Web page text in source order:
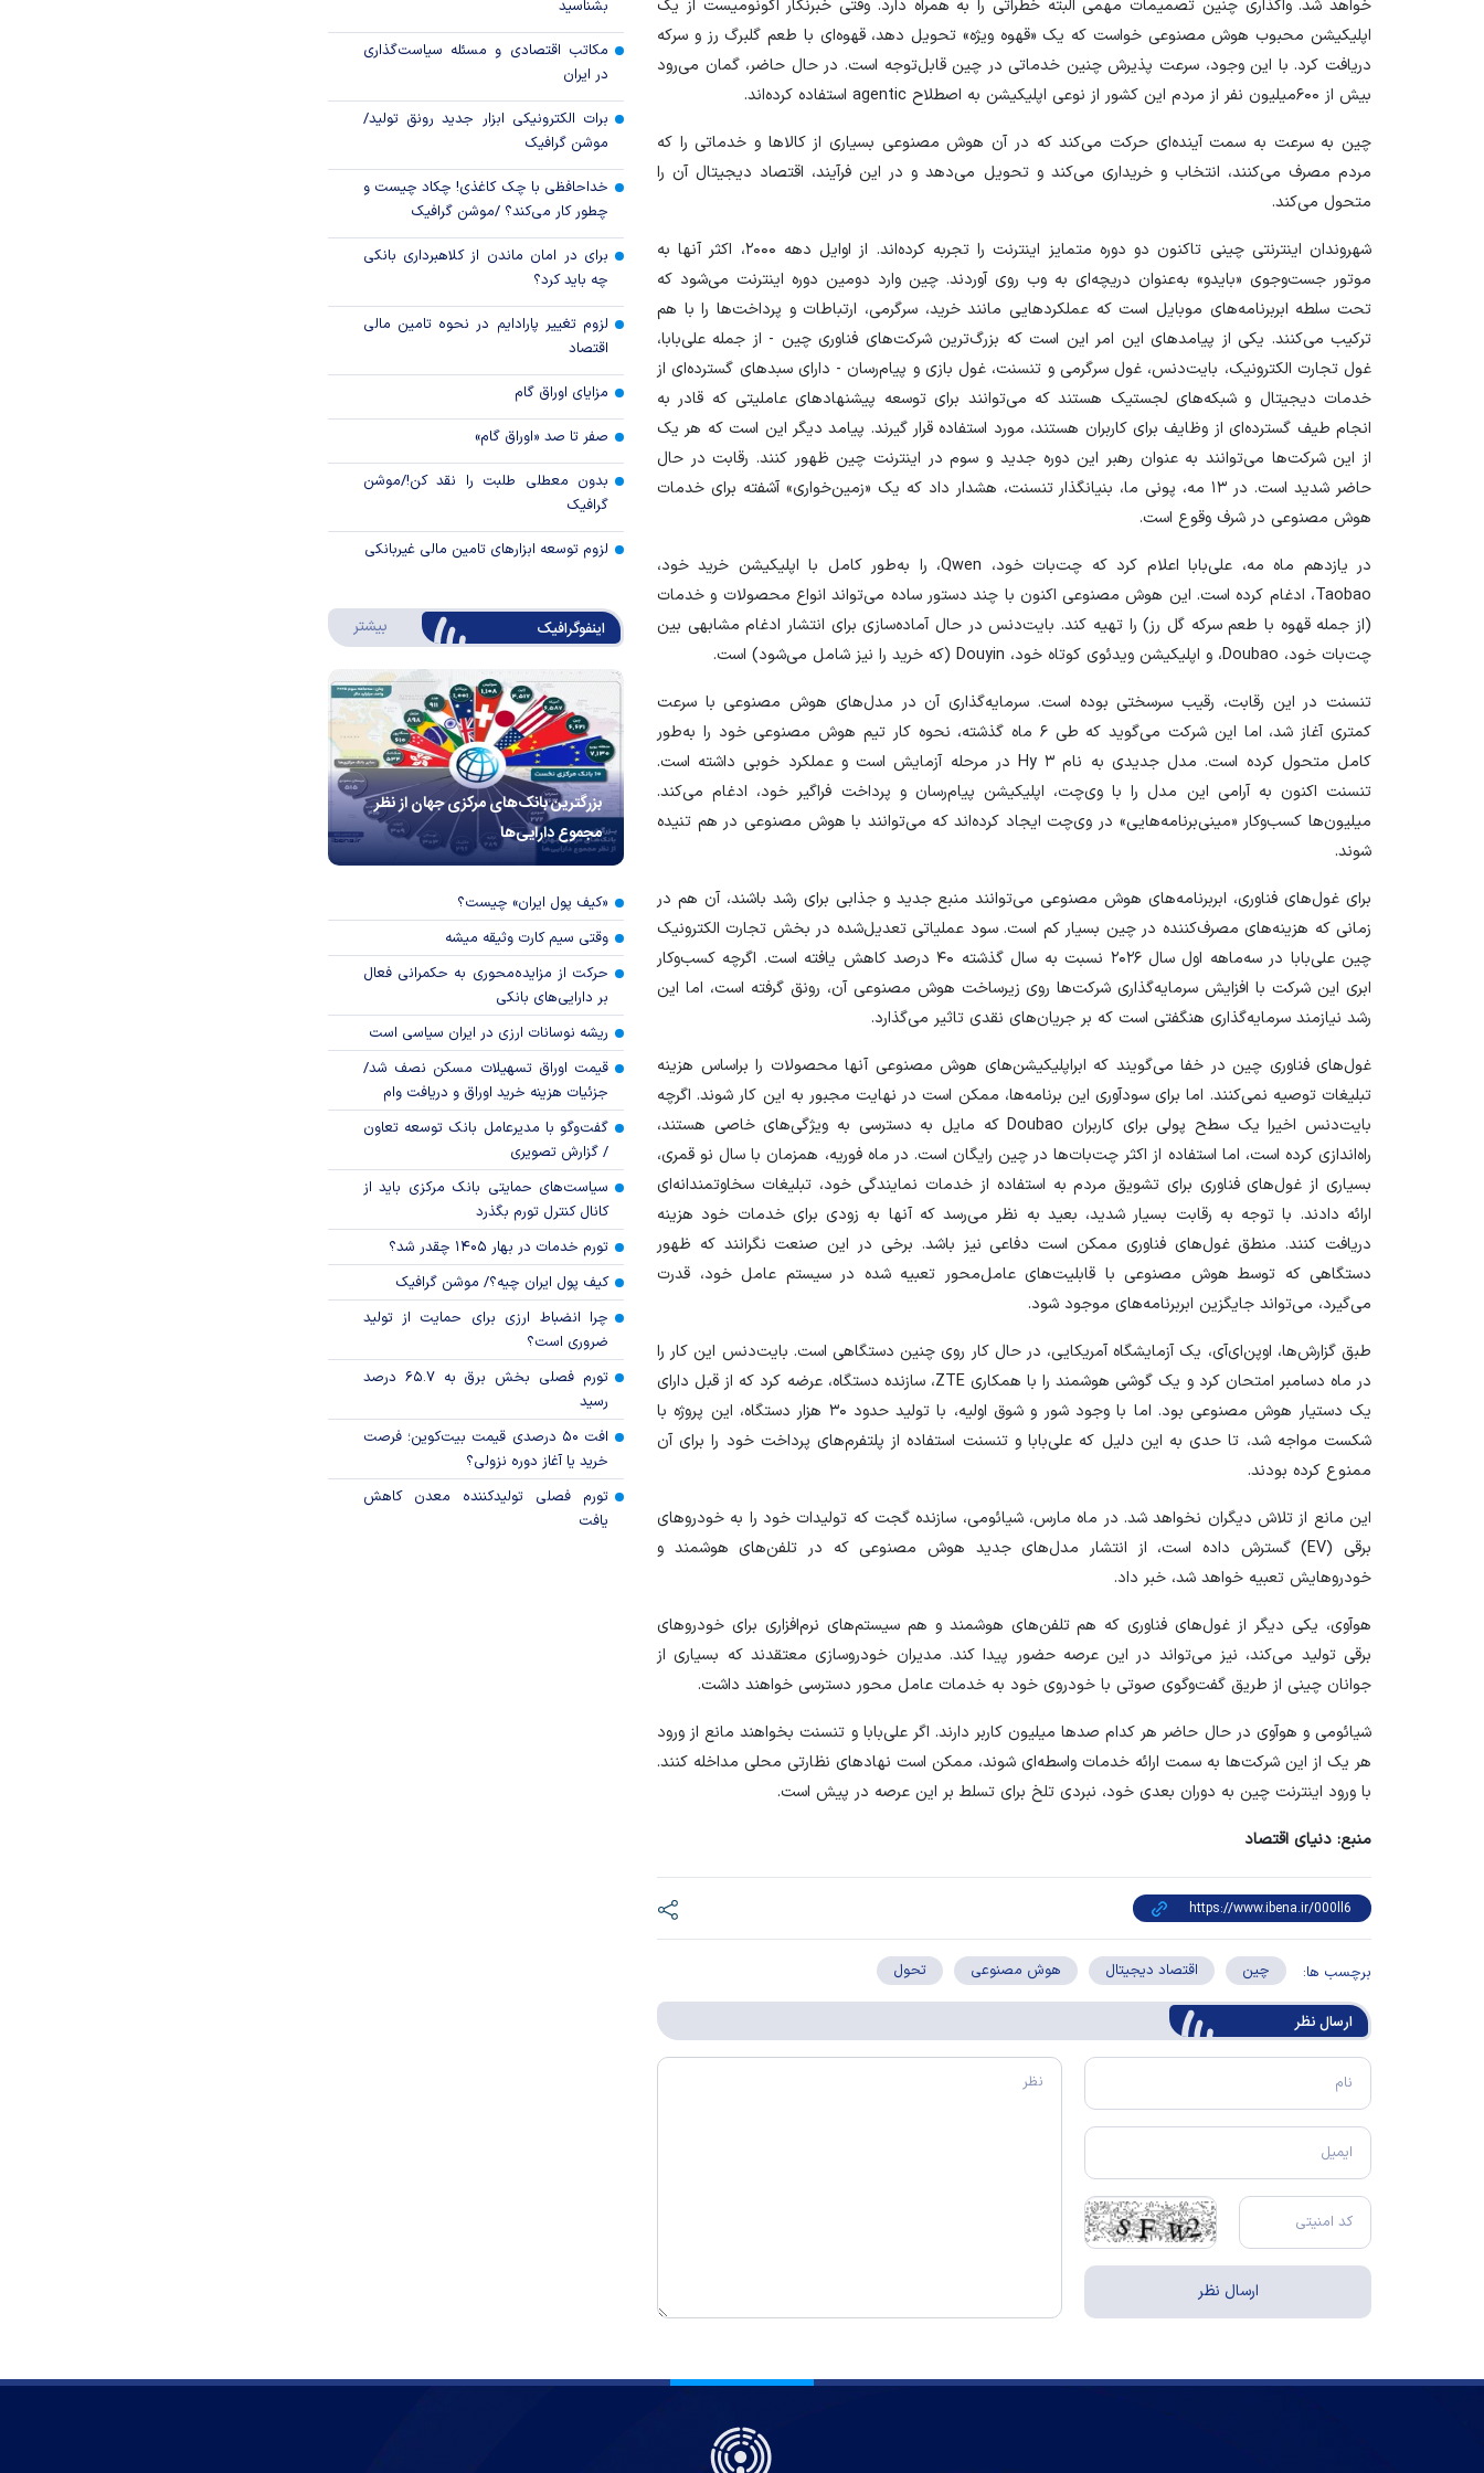
خواهد شد. واگذاری چنین تصمیمات مهمی البته خطراتی را به همراه دارد. وقتی خبرنگار اکونومیست از یک
اپلیکیشن محبوب هوش مصنوعی خواست که یک «قهوه ویژه» تحویل دهد، قهوه‌ای با طعم گلبرگ رز و سرکه
دریافت کرد. با این وجود، سرعت پذیرش چنین خدماتی در چین قابل‌توجه است. در حال حاضر، گمان می‌رود
بیش از ۶۰۰‌میلیون نفر از مردم این کشور از نوعی اپلیکیشن به اصطلاح agentic استفاده کرده‌اند.
چین به سرعت به سمت آینده‌ای حرکت می‌کند که در آن هوش مصنوعی بسیاری از کالا‌ها و خدماتی را که
مردم مصرف می‌کنند، انتخاب و خریداری می‌کند و تحویل می‌دهد و در این فرآیند، اقتصاد دیجیتال آن را
متحول می‌کند.
شهروندان اینترنتی چینی تاکنون دو دوره متمایز اینترنت را تجربه کرده‌اند. از اوایل دهه ۲۰۰۰، اکثر آنها به
موتور جست‌وجوی «بایدو» به‌عنوان دریچه‌ای به وب روی آوردند. چین وارد دومین دوره اینترنت می‌شود که
تحت سلطه ابربرنامه‌های موبایل است که عملکرد‌هایی مانند خرید، سرگرمی، ارتباطات و پرداخت‌ها را با هم
ترکیب می‌کنند. یکی از پیامد‌های این امر این است که بزرگ‌ترین شرکت‌های فناوری چین - از جمله علی‌بابا،
غول تجارت الکترونیک، بایت‌دنس، غول سرگرمی و تنسنت، غول بازی و پیام‌رسان - دارای سبد‌های گسترده‌ای از
خدمات دیجیتال و شبکه‌های لجستیک هستند که می‌توانند برای توسعه پیشنهاد‌های عاملیتی که قادر به
انجام طیف گسترده‌ای از وظایف برای کاربران هستند، مورد استفاده قرار گیرند. پیامد دیگر این است که هر یک
از این شرکت‌ها می‌توانند به عنوان رهبر این دوره جدید و سوم در اینترنت چین ظهور کنند. رقابت در حال
حاضر شدید است. در ۱۳ مه، پونی ما، بنیانگذار تنسنت، هشدار داد که یک «زمین‌خواری» آشفته برای خدمات
هوش مصنوعی در شرف وقوع است.
در یازدهم ماه مه، علی‌بابا اعلام کرد که چت‌بات خود، Qwen، را به‌طور کامل با اپلیکیشن خرید خود،
Taobao، ادغام کرده است. این هوش مصنوعی اکنون با چند دستور ساده می‌تواند انواع محصولات و خدمات
(از جمله قهوه با طعم سرکه گل رز) را تهیه کند. بایت‌دنس در حال آماده‌سازی برای انتشار ادغام مشابهی بین
چت‌بات خود، Doubao، و اپلیکیشن ویدئوی کوتاه خود، Douyin (که خرید را نیز شامل می‌شود) است.
تنسنت در این رقابت، رقیب سرسختی بوده است. سرمایه‌گذاری آن در مدل‌های هوش مصنوعی با سرعت
کمتری آغاز شد، اما این شرکت می‌گوید که طی ۶ ماه گذشته، نحوه کار تیم هوش مصنوعی خود را به‌طور
کامل متحول کرده است. مدل جدیدی به نام Hy ۳ در مرحله آزمایش است و عملکرد خوبی داشته است.
تنسنت اکنون به آرامی این مدل را با وی‌چت، اپلیکیشن پیام‌رسان و پرداخت فراگیر خود، ادغام می‌کند.
میلیون‌ها کسب‌وکار «مینی‌برنامه‌هایی» در وی‌چت ایجاد کرده‌اند که می‌توانند با هوش مصنوعی در هم تنیده
شوند.
برای غول‌های فناوری، ابربرنامه‌های هوش مصنوعی می‌توانند منبع جدید و جذابی برای رشد باشند، آن هم در
زمانی که هزینه‌های مصرف‌کننده در چین بسیار کم است. سود عملیاتی تعدیل‌شده در بخش تجارت الکترونیک
چین علی‌بابا در سه‌ماهه اول سال ۲۰۲۶ نسبت به سال گذشته ۴۰ درصد کاهش یافته است. اگرچه کسب‌وکار
ابری این شرکت با افزایش سرمایه‌گذاری شرکت‌ها روی زیرساخت هوش مصنوعی آن، رونق گرفته است، اما این
رشد نیازمند سرمایه‌گذاری هنگفتی است که بر جریان‌های نقدی تاثیر می‌گذارد.
غول‌های فناوری چین در خفا می‌گویند که ابراپلیکیشن‌های هوش مصنوعی آنها محصولات را براساس هزینه
تبلیغات توصیه نمی‌کنند. اما برای سودآوری این برنامه‌ها، ممکن است در نهایت مجبور به این کار شوند. اگرچه
بایت‌دنس اخیرا یک سطح پولی برای کاربران Doubao که مایل به دسترسی به ویژگی‌های خاصی هستند،
راه‌اندازی کرده است، اما استفاده از اکثر چت‌بات‌ها در چین رایگان است. در ماه فوریه، همزمان با سال نو قمری،
بسیاری از غول‌های فناوری برای تشویق مردم به استفاده از خدمات نمایندگی خود، تبلیغات سخاوتمندانه‌ای
ارائه دادند. با توجه به رقابت بسیار شدید، بعید به نظر می‌رسد که آنها به زودی برای خدمات خود هزینه
دریافت کنند. منطق غول‌های فناوری ممکن است دفاعی نیز باشد. برخی در این صنعت نگرانند که ظهور
دستگاهی که توسط هوش مصنوعی با قابلیت‌های عامل‌محور تعبیه شده در سیستم عامل خود، قدرت
می‌گیرد، می‌تواند جایگزین ابربرنامه‌های موجود شود.
طبق گزارش‌ها، اوپن‌ای‌آی، یک آزمایشگاه آمریکایی، در حال کار روی چنین دستگاهی است. بایت‌دنس این کار را
در ماه دسامبر امتحان کرد و یک گوشی هوشمند را با همکاری ZTE، سازنده دستگاه، عرضه کرد که از قبل دارای
یک دستیار هوش مصنوعی بود. اما با وجود شور و شوق اولیه، با تولید حدود ۳۰ هزار دستگاه، این پروژه با
شکست مواجه شد، تا حدی به این دلیل که علی‌بابا و تنسنت استفاده از پلتفرم‌های پرداخت خود را برای آن
ممنوع کرده بودند.
این مانع از تلاش دیگران نخواهد شد. در ماه مارس، شیائومی، سازنده گجت که تولیدات خود را به خودرو‌های
برقی (EV) گسترش داده است، از انتشار مدل‌های جدید هوش مصنوعی که در تلفن‌های هوشمند و
خودروهایش تعبیه خواهد شد، خبر داد.
هوآوی، یکی دیگر از غول‌های فناوری که هم تلفن‌های هوشمند و هم سیستم‌های نرم‌افزاری برای خودرو‌های
برقی تولید می‌کند، نیز می‌تواند در این عرصه حضور پیدا کند. مدیران خودروسازی معتقدند که بسیاری از
جوانان چینی از طریق گفت‌وگوی صوتی با خودروی خود به خدمات عامل محور دسترسی خواهند داشت.
شیائومی و هوآوی در حال حاضر هر کدام صد‌ها میلیون کاربر دارند. اگر علی‌بابا و تنسنت بخواهند مانع از ورود
هر یک از این شرکت‌ها به سمت ارائه خدمات واسطه‌ای شوند، ممکن است نهاد‌های نظارتی محلی مداخله کنند.
با ورود اینترنت چین به دوران بعدی خود، نبردی تلخ برای تسلط بر این عرصه در پیش است.
منبع: دنیای اقتصاد
برچسب ها: چین اقتصاد دیجیتال هوش مصنوعی تحول
ارسال‌ نظر
قیمت دلار و یورو مرکز مبادله ایران؛
امروز پنجشنبه ۱۵ مرداد ۱۴۰۵
سقوط ارزهای صادراتی در سیاهچاله
کارت‌های بازرگانی
بشناسید
مکاتب اقتصادی و مسئله سیاست‌گذاری
در ایران
برات الکترونیکی ابزار جدید رونق تولید/
موشن گرافیک
خداحافظی با چک کاغذی! چکاد چیست و
چطور کار می‌کند؟ /موشن گرافیک
برای در امان ماندن از کلاهبرداری بانکی
چه باید کرد؟
لزوم تغییر پارادایم در نحوه تامین مالی
اقتصاد
مزایای اوراق گام
صفر تا صد «اوراق گام»
بدون معطلی طلبت را نقد کن!/موشن
گرافیک
لزوم توسعه ابزارهای تامین مالی غیربانکی
اینفوگرافیک بیشتر درباره اینفوگرافیک
بزرگترین بانک‌های مرکزی جهان از نظر
مجموع دارایی‌ها
«کیف پول ایران» چیست؟
وقتی سیم کارت وثیقه میشه
حرکت از مزایده‌محوری به حکمرانی فعال
بر دارایی‌های بانکی
ریشه نوسانات ارزی در ایران سیاسی است
قیمت اوراق تسهیلات مسکن نصف شد/
جزئیات هزینه خرید اوراق و دریافت وام
گفت‌وگو با مدیرعامل بانک توسعه تعاون
/ گزارش تصویری
سیاست‌های حمایتی بانک مرکزی باید از
کانال کنترل تورم بگذرد
تورم خدمات در بهار ۱۴۰۵ چقدر شد؟
کیف پول ایران چیه؟/ موشن گرافیک
چرا انضباط ارزی برای حمایت از تولید
ضروری است؟
تورم فصلی بخش برق به ۶۵.۷ درصد
رسید
افت ۵۰ درصدی قیمت بیت‌کوین؛ فرصت
خرید یا آغاز دوره نزولی؟
تورم فصلی تولیدکننده معدن کاهش
یافت